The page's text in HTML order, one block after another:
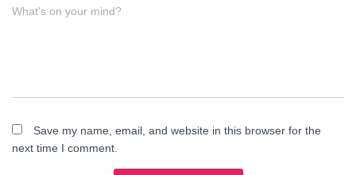
What's on your mind?
Save my name, email, and website in this browser for the
next time I comment.